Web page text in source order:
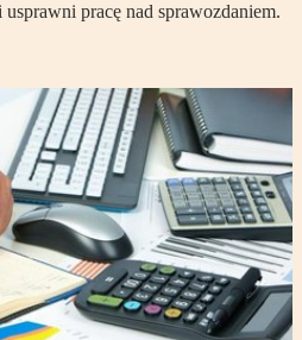
pracę nad sprawozdaniem.